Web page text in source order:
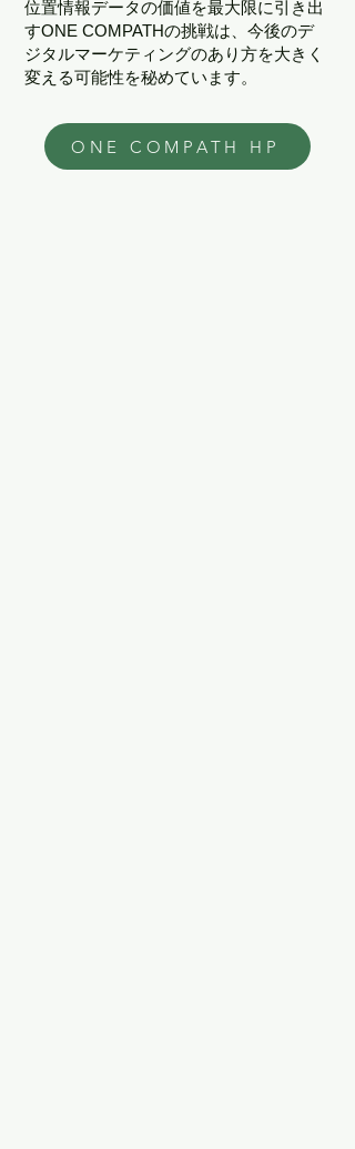
位置情報データの価値を最大限に引き出
すONE COMPATHの挑戦は、今後のデ
ジタルマーケティングのあり方を大きく
変える可能性を秘めています。
ONE COMPATH HP